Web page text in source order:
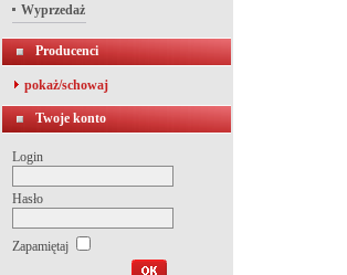
Wyprzedaż
Producenci
pokaż/schowaj
Twoje konto
Login
Hasło
Zapamiętaj